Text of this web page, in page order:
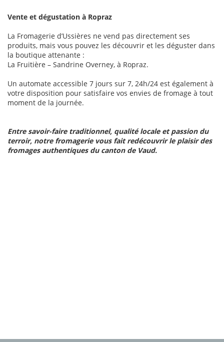
Vente et dégustation à Ropraz
La Fromagerie d’Ussières ne vend pas directement ses
produits, mais vous pouvez les découvrir et les déguster dans
la boutique attenante :
La Fruitière – Sandrine Overney, à Ropraz.
Un automate accessible 7 jours sur 7, 24h/24 est également à
votre disposition pour satisfaire vos envies de fromage à tout
moment de la journée.
Entre savoir-faire traditionnel, qualité locale et passion du
terroir, notre fromagerie vous fait redécouvrir le plaisir des
fromages authentiques du canton de Vaud.